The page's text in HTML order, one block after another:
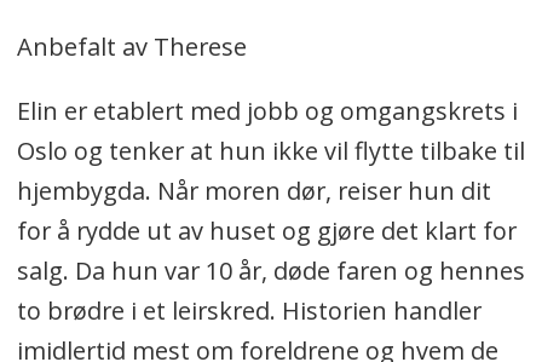
Anbefalt av Therese
Elin er etablert med jobb og omgangskrets i
Oslo og tenker at hun ikke vil flytte tilbake til
hjembygda. Når moren dør, reiser hun dit
for å rydde ut av huset og gjøre det klart for
salg. Da hun var 10 år, døde faren og hennes
to brødre i et leirskred. Historien handler
imidlertid mest om foreldrene og hvem de